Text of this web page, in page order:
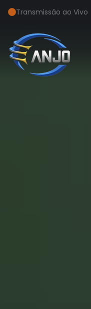
Transmissão ao Vivo